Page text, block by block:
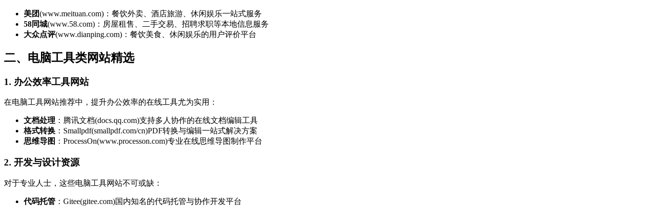
美团(www.meituan.com)：餐饮外卖、酒店旅游、休闲娱乐一站式服务
58同城(www.58.com)：房屋租售、二手交易、招聘求职等本地信息服务
大众点评(www.dianping.com)：餐饮美食、休闲娱乐的用户评价平台
二、电脑工具类网站精选
1. 办公效率工具网站
在电脑工具网站推荐中，提升办公效率的在线工具尤为实用：
文档处理 ：腾讯文档(docs.qq.com)支持多人协作的在线文档编辑工具
格式转换 ：Smallpdf(smallpdf.com/cn)PDF转换与编辑一站式解决方案
思维导图 ：ProcessOn(www.processon.com)专业在线思维导图制作平台
2. 开发与设计资源
对于专业人士，这些电脑工具网站不可或缺：
代码托管 ：Gitee(gitee.com)国内知名的代码托管与协作开发平台